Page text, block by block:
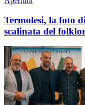
Termolesi, la foto
scalinata del